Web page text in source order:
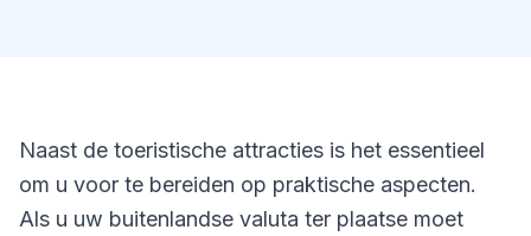
Naast de toeristische attracties is het essentieel
om u voor te bereiden op praktische aspecten.
Als u uw buitenlandse valuta ter plaatse moet